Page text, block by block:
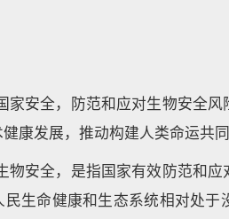
家安全，防范和应对生物安全
康发展，推动构建人类命运共
物安全，是指国家有效防范和
生命健康和生态系统相对处